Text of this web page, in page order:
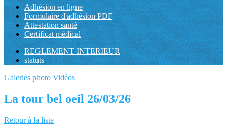
Adhésion en ligne
Formulaire d'adhésion PDF
Attestation santé
Certificat médical
REGLEMENT INTERIEUR
statuts
Galeries photo Vidéos
La tour bel oeil 26/03/26
Retour à la liste